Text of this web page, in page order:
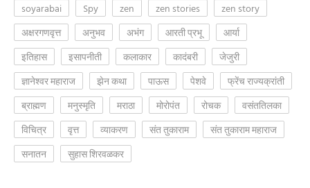
soyarabai
Spy zen zen stories
zen story
अक्षरगणवृत्त
अनुभव अभंग आरती प्रभू
आर्या
इतिहास
इसापनीती कलाकार कादंबरी
जेजुरी
ज्ञानेश्वर महाराज
झेन कथा पाऊस पेशवे
फ्रेंच राज्यक्रांती
ब्राह्मण
मनुस्मृति मराठा मोरोपंत रोचक
वसंततिलका
विचित्र
वृत्त व्याकरण संत तुकाराम
संत तुकाराम महाराज
सनातन
सुहास शिरवळकर